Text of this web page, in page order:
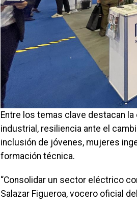
Entre los temas clave destacan
industrial, resiliencia ante el
inclusión de jóvenes, mujeres
formación técnica.
“Consolidar un sector eléctrico
Salazar Figueroa, vocero oficial